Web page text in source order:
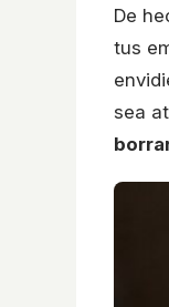
De
tus
sea